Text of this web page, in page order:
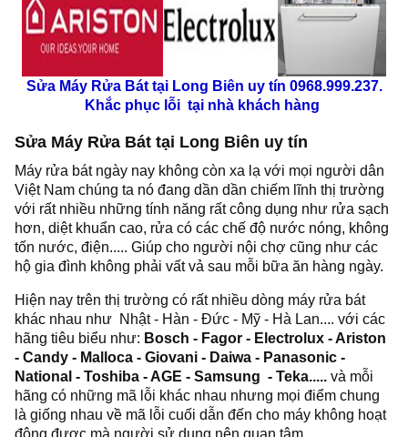
Sửa Máy Rửa Bát tại Long Biên uy tín 0968.999.237.
Khắc phục lỗi tại nhà khách hàng
Sửa Máy Rửa Bát tại Long Biên uy tín
Máy rửa bát ngày nay không còn xa lạ với mọi người dân
Việt Nam chúng ta nó đang dần dần chiếm lĩnh thị trường
với rất nhiều những tính năng rất công dụng như rửa sạch
hơn, diệt khuẩn cao, rửa có các chế độ nước nóng, không
tốn nước, điện..... Giúp cho người nội chợ cũng như các
hộ gia đình không phải vất vả sau mỗi bữa ăn hàng ngày.
Hiện nay trên thị trường có rất nhiều dòng máy rửa bát
khác nhau như Nhật - Hàn - Đức - Mỹ - Hà Lan.... với các
hãng tiêu biểu như: Bosch - Fagor - Electrolux - Ariston
- Candy - Malloca - Giovani - Daiwa - Panasonic -
National - Toshiba - AGE - Samsung - Teka..... và mỗi
hãng có những mã lỗi khác nhau nhưng mọi điểm chung
là giống nhau về mã lỗi cuối dẫn đến cho máy không hoạt
động được mà người sử dụng nên quan tâm.